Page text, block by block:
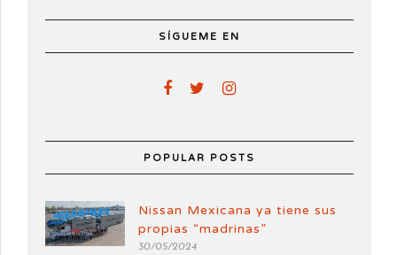
SÍGUEME EN
POPULAR POSTS
Nissan Mexicana ya tiene sus
propias “madrinas”
30/05/2024